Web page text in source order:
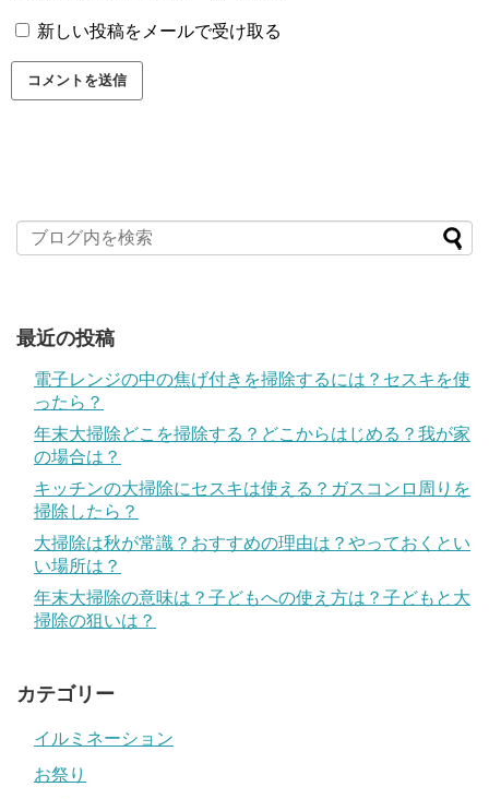
新しい投稿をメールで受け取る
最近の投稿
電子レンジの中の焦げ付きを掃除するには？セスキを使
ったら？
年末大掃除どこを掃除する？どこからはじめる？我が家
の場合は？
キッチンの大掃除にセスキは使える？ガスコンロ周りを
掃除したら？
大掃除は秋が常識？おすすめの理由は？やっておくとい
い場所は？
年末大掃除の意味は？子どもへの使え方は？子どもと大
掃除の狙いは？
カテゴリー
イルミネーション
お祭り